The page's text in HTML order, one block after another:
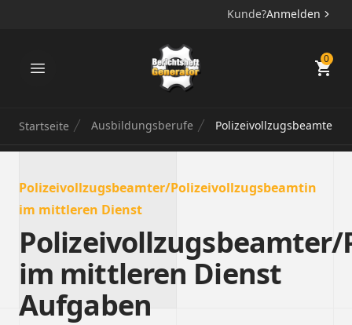
Kunde?Anmelden
Berichtsheft Generator 0
Startseite Ausbildungsberufe Polizeivollzugsbeamter/
Polizeivollzugsbeamter/Polizeivollzugsbeamtin
im mittleren Dienst
im mittleren Dienst
Aufgaben